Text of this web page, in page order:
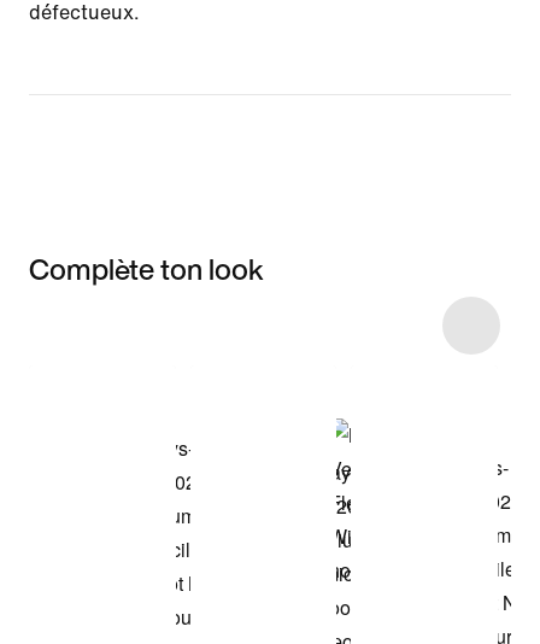
défectueux.
Complète ton look